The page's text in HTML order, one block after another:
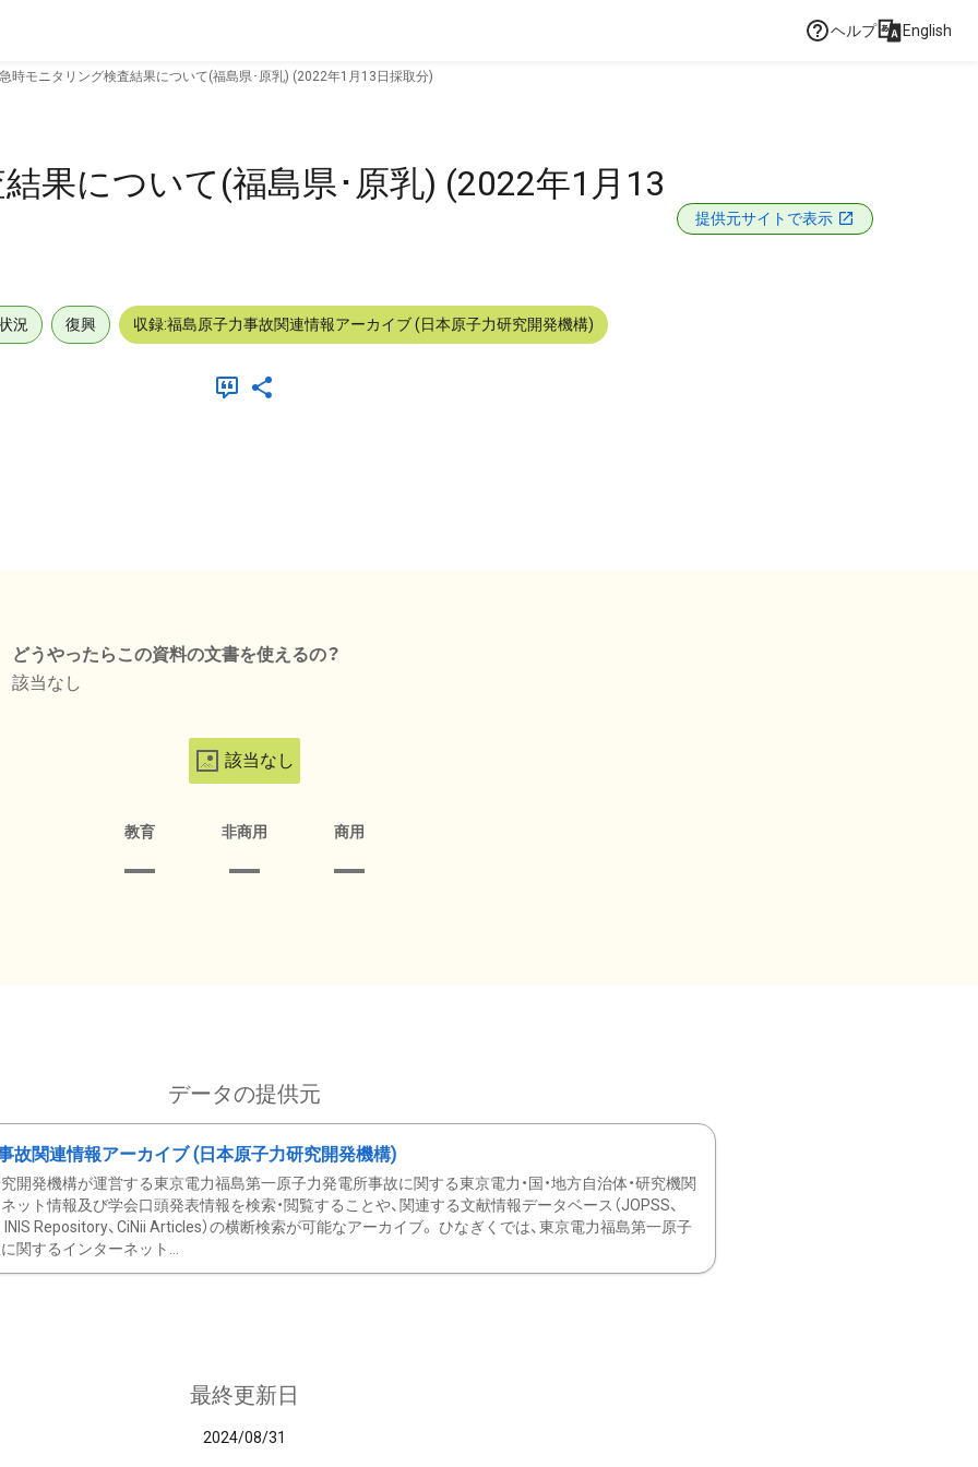
ヘルプ English
時モニタリング検査結果について(福島県･原乳) (2022年1月13日採取分)
果について(福島県･原乳) (2022年1月13
提供元サイトで表示
況 復興 収録:福島原子力事故関連情報アーカイブ (日本原子力研究開発機構)
どうやったらこの資料の文書を使えるの？
該当なし
該当なし
教育 非商用 商用
データの提供元
故関連情報アーカイブ (日本原子力研究開発機構)
開発機構が運営する東京電力福島第一原子力発電所事故に関する東京電力・国・地方自治体・研究機関
ット情報及び学会口頭発表情報を検索・閲覧することや、関連する文献情報データベース（JOPSS、
INIS Repository、CiNii Articles）の横断検索が可能なアーカイブ。 ひなぎくでは、東京電力福島第一原子
関するインターネット...
最終更新日
2024/08/31